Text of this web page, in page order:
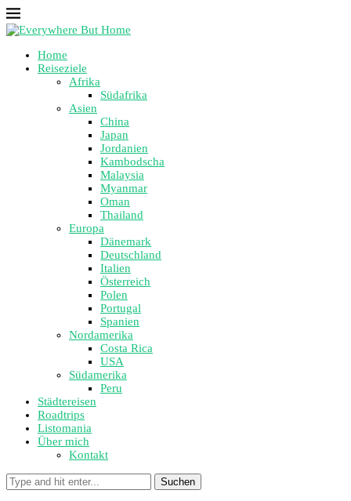
Home
Reiseziele
Afrika
Südafrika
Asien
China
Japan
Jordanien
Kambodscha
Malaysia
Myanmar
Oman
Thailand
Europa
Dänemark
Deutschland
Italien
Österreich
Polen
Portugal
Spanien
Nordamerika
Costa Rica
USA
Südamerika
Peru
Städtereisen
Roadtrips
Listomania
Über mich
Kontakt
Suchen